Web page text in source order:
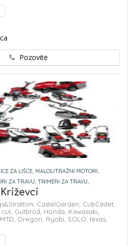
Pozovite
ZA LIŠĆE, MALOLITRAŽNI MOTORI,
ZA TRAVU, TRIMERI ZA TRAVU,
CastelGarden, CubCadet,
Gutbrod, Honda, Kawasaki,
MTD, Oregon, Ryobi, SOLO, texas,